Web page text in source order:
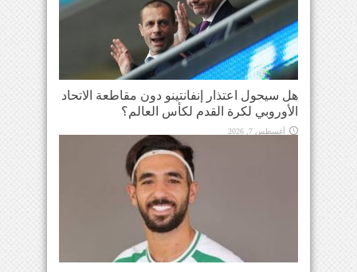
هل سيحول اعتذار إنفانتينو دون مقاطعة الاتحاد
الأوروبي لكرة القدم لكأس العالم؟
أغسطس 7, 2026